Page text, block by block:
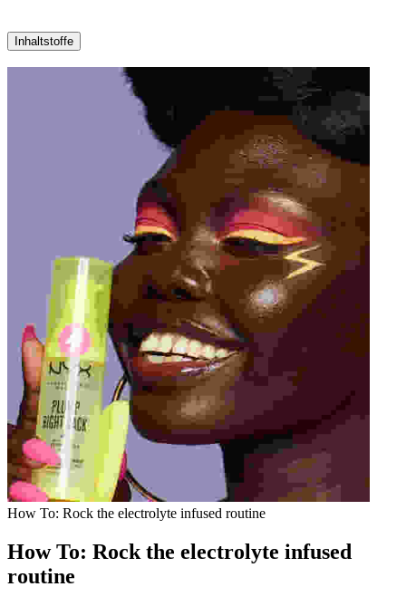
Inhaltstoffe
How To: Rock the electrolyte infused routine
How To: Rock the electrolyte infused
routine